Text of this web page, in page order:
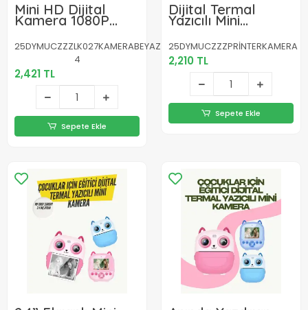
Mini HD Dijital
Kamera 1080P
Kordonlu
Taşınabilir Retro
Model
25DYMUCZZZLK027KAMERABEYAZ-
4
2,421 TL
Sepete Ekle
Dijital Termal
Yazıcılı Mini
Kamera – HD
Video & Anında
Fotoğraf Çıktısı
25DYMUCZZZPRİNTERKAMERA
2,210 TL
Sepete Ekle